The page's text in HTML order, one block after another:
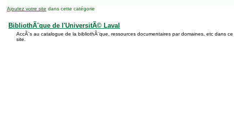
Ajoutez votre site dans cette catégorie
BibliothÃ¨que de l'UniversitÃ© Laval
AccÃ¨s au catalogue de la bibliothÃ¨que, ressources documentaires par domaines, etc dans ce
site.